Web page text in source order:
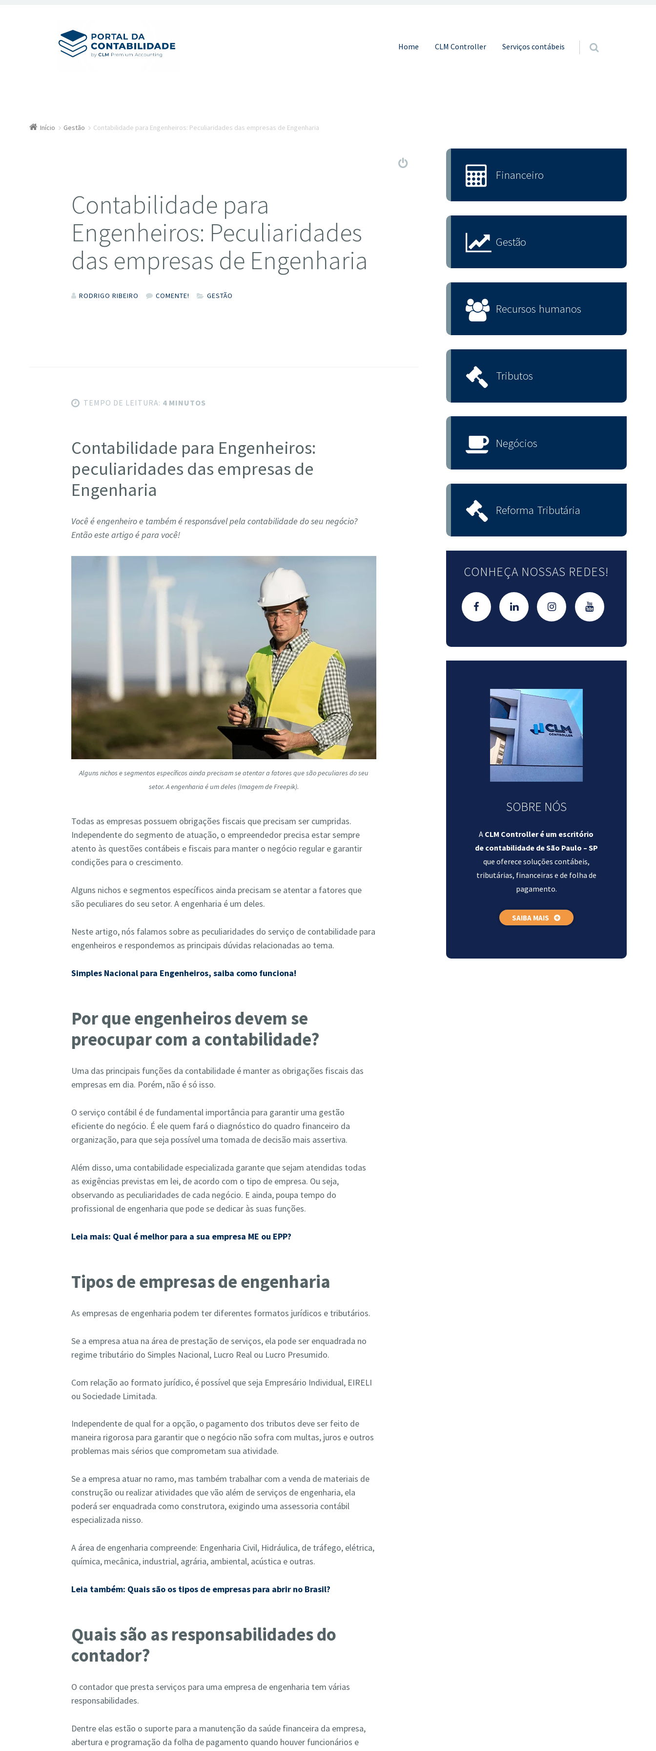
Pular para o conteúdo
Home CLM Controller Serviços contábeis
Início Gestão Contabilidade para Engenheiros: Peculiaridades das empresas de Engenharia
Contabilidade para
Engenheiros: Peculiaridades
das empresas de Engenharia
RODRIGO RIBEIRO COMENTE! GESTÃO
TEMPO DE LEITURA: 4 MINUTOS
Contabilidade para Engenheiros:
peculiaridades das empresas de
Engenharia
Você é engenheiro e também é responsável pela contabilidade do seu negócio?
Então este artigo é para você!
Alguns nichos e segmentos específicos ainda precisam se atentar a fatores que são peculiares do seu
setor. A engenharia é um deles (Imagem de Freepik).
Todas as empresas possuem obrigações fiscais que precisam ser cumpridas.
Independente do segmento de atuação, o empreendedor precisa estar sempre
atento às questões contábeis e fiscais para manter o negócio regular e garantir
condições para o crescimento.
Alguns nichos e segmentos específicos ainda precisam se atentar a fatores que
são peculiares do seu setor. A engenharia é um deles.
Neste artigo, nós falamos sobre as peculiaridades do serviço de contabilidade para
engenheiros e respondemos as principais dúvidas relacionadas ao tema.
Simples Nacional para Engenheiros, saiba como funciona!
Por que engenheiros devem se
preocupar com a contabilidade?
Uma das principais funções da contabilidade é manter as obrigações fiscais das
empresas em dia. Porém, não é só isso.
O serviço contábil é de fundamental importância para garantir uma gestão
eficiente do negócio. É ele quem fará o diagnóstico do quadro financeiro da
organização, para que seja possível uma tomada de decisão mais assertiva.
Além disso, uma contabilidade especializada garante que sejam atendidas todas
as exigências previstas em lei, de acordo com o tipo de empresa. Ou seja,
observando as peculiaridades de cada negócio. E ainda, poupa tempo do
profissional de engenharia que pode se dedicar às suas funções.
Leia mais: Qual é melhor para a sua empresa ME ou EPP?
Tipos de empresas de engenharia
As empresas de engenharia podem ter diferentes formatos jurídicos e tributários.
Se a empresa atua na área de prestação de serviços, ela pode ser enquadrada no
regime tributário do Simples Nacional, Lucro Real ou Lucro Presumido.
Com relação ao formato jurídico, é possível que seja Empresário Individual, EIRELI
ou Sociedade Limitada.
Independente de qual for a opção, o pagamento dos tributos deve ser feito de
maneira rigorosa para garantir que o negócio não sofra com multas, juros e outros
problemas mais sérios que comprometam sua atividade.
Se a empresa atuar no ramo, mas também trabalhar com a venda de materiais de
construção ou realizar atividades que vão além de serviços de engenharia, ela
poderá ser enquadrada como construtora, exigindo uma assessoria contábil
especializada nisso.
A área de engenharia compreende: Engenharia Civil, Hidráulica, de tráfego, elétrica,
química, mecânica, industrial, agrária, ambiental, acústica e outras.
Leia também: Quais são os tipos de empresas para abrir no Brasil?
Quais são as responsabilidades do
contador?
O contador que presta serviços para uma empresa de engenharia tem várias
responsabilidades.
Dentre elas estão o suporte para a manutenção da saúde financeira da empresa,
abertura e programação da folha de pagamento quando houver funcionários e
Financeiro
Gestão
Recursos humanos
Tributos
Negócios
Reforma Tributária
CONHEÇA NOSSAS REDES!
SOBRE NÓS
A CLM Controller é um escritório
de contabilidade de São Paulo – SP
que oferece soluções contábeis,
tributárias, financeiras e de folha de
pagamento.
SAIBA MAIS